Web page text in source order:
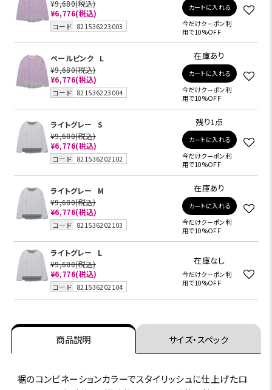
¥9,680(税込)
¥6,776(税込)
コード 821536223003
カートに入れる
今だけクーポン利
用で10%OFF
ペールピンク
L
¥9,680(税込)
¥6,776(税込)
コード 821536223004
在庫あり
カートに入れる
今だけクーポン利
用で10%OFF
ライトグレー
S
¥9,680(税込)
¥6,776(税込)
コード 821536202102
残り1点
カートに入れる
今だけクーポン利
用で10%OFF
ライトグレー
M
¥9,680(税込)
¥6,776(税込)
コード 821536202103
在庫あり
カートに入れる
今だけクーポン利
用で10%OFF
ライトグレー
L
¥9,680(税込)
¥6,776(税込)
コード 821536202104
在庫なし
今だけクーポン利
用で10%OFF
商品説明 サイズ・スペック
裾のコンビネーションカラーでスタイリッシュに仕上げたロ